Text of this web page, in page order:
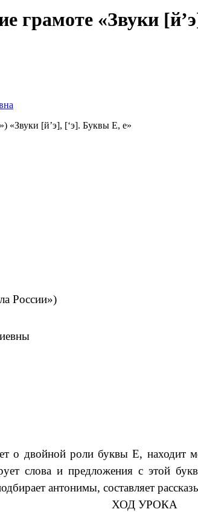
грамоте «Звуки
«Звуки [й’э], [‘э]. Буквы Е, е»
России»)
о двойной роли буквы Е,
слова и предложения с этой
антонимы, составляет
ХОД УРОКА